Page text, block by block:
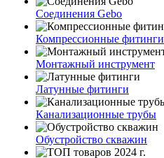
Соединения Gebo
Компрессионные фитинги
Монтажный инструмент
Латунные фитинги
Канализационные трубы
Обустройство скважин